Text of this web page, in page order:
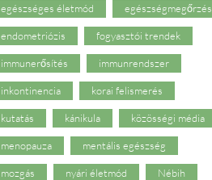
egészséges életmód egészségmegőrzés
endometriózis fogyasztói trendek
immunerősítés immunrendszer
inkontinencia korai felismerés
kutatás kánikula közösségi média
menopauza mentális egészség
mozgás nyári életmód Nébih